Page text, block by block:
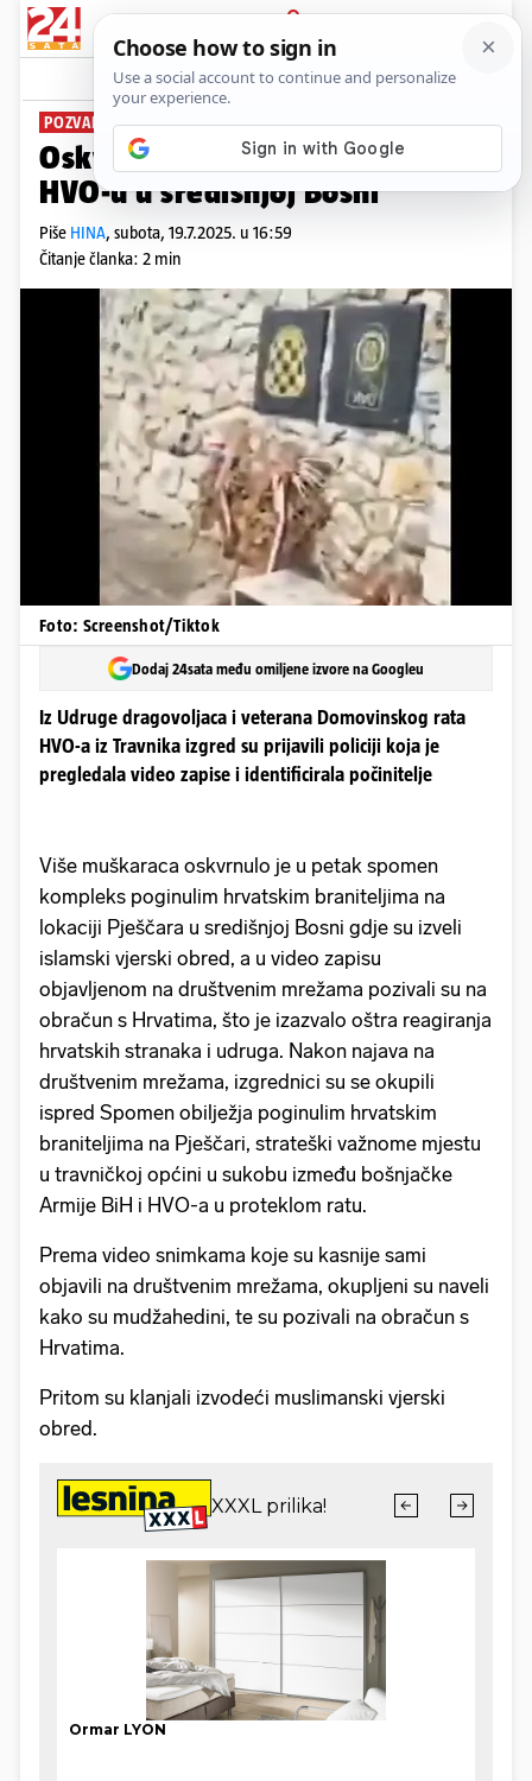
PRIJAVA
News Komentari
POZVALI NA OBRAČUN
Oskvrnuli su spomen kompleks
HVO-u u središnjoj Bosni
Piše HINA, subota, 19.7.2025. u 16:59
Čitanje članka: 2 min
Foto: Screenshot/Tiktok
Dodaj 24sata među omiljene izvore na Googleu
Iz Udruge dragovoljaca i veterana Domovinskog rata
HVO-a iz Travnika izgred su prijavili policiji koja je
pregledala video zapise i identificirala počinitelje
Više muškaraca oskvrnulo je u petak spomen
kompleks poginulim hrvatskim braniteljima na
lokaciji Pješčara u središnjoj Bosni gdje su izveli
islamski vjerski obred, a u video zapisu
objavljenom na društvenim mrežama pozivali su na
obračun s Hrvatima, što je izazvalo oštra reagiranja
hrvatskih stranaka i udruga. Nakon najava na
društvenim mrežama, izgrednici su se okupili
ispred Spomen obilježja poginulim hrvatskim
braniteljima na Pješčari, strateški važnome mjestu
u travničkoj općini u sukobu između bošnjačke
Armije BiH i HVO-a u proteklom ratu.
Prema video snimkama koje su kasnije sami
objavili na društvenim mrežama, okupljeni su naveli
kako su mudžahedini, te su pozivali na obračun s
Hrvatima.
Pritom su klanjali izvodeći muslimanski vjerski
obred.